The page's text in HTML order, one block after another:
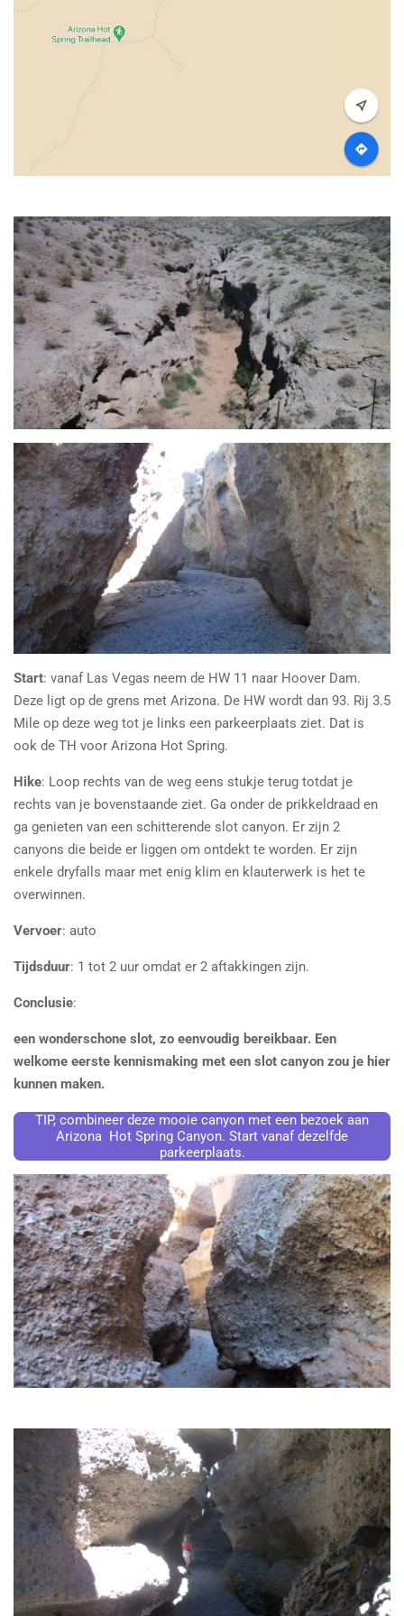
Start: vanaf Las Vegas neem de HW 11 naar Hoover Dam.
Deze ligt op de grens met Arizona. De HW wordt dan 93. Rij 3.5
Mile op deze weg tot je links een parkeerplaats ziet. Dat is
ook de TH voor Arizona Hot Spring.
Hike: Loop rechts van de weg eens stukje terug totdat je
rechts van je bovenstaande ziet. Ga onder de prikkeldraad en
ga genieten van een schitterende slot canyon. Er zijn 2
canyons die beide er liggen om ontdekt te worden. Er zijn
enkele dryfalls maar met enig klim en klauterwerk is het te
overwinnen.
Vervoer: auto
Tijdsduur: 1 tot 2 uur omdat er 2 aftakkingen zijn.
Conclusie:
een wonderschone slot, zo eenvoudig bereikbaar. Een
welkome eerste kennismaking met een slot canyon zou je hier
kunnen maken.
TIP, combineer deze mooie canyon met een bezoek aan
Arizona Hot Spring Canyon. Start vanaf dezelfde
parkeerplaats.